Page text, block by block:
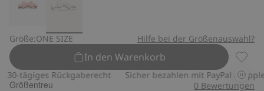
Größe:ONE SIZE Hilfe bei der Größenauswahl?
In den Warenkorb
30-tägiges Rückgaberecht Sicher bezahlen mit PayPal & Apple
Größentreu 0 Bewertungen